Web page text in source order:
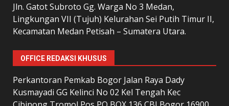
Jln. Gatot Subroto Gg. Warga No 3 Medan,
Lingkungan VII (Tujuh) Kelurahan Sei Putih Timur II,
Kecamatan Medan Petisah – Sumatera Utara.
OFFICE REDAKSI KHUSUS
Perkantoran Pemkab Bogor Jalan Raya Dady
Kusmayadi GG Kelinci No 02 Kel Tengah Kec